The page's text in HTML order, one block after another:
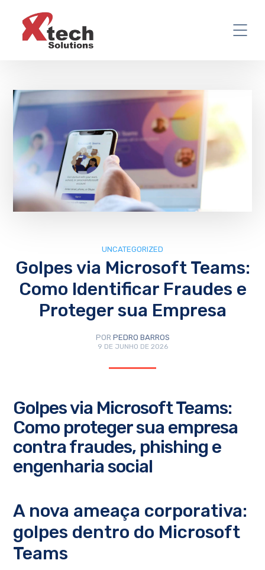
UNCATEGORIZED
Golpes via Microsoft Teams:
Como Identificar Fraudes e
Proteger sua Empresa
POR PEDRO BARROS
9 DE JUNHO DE 2026
Golpes via Microsoft Teams:
Como proteger sua empresa
contra fraudes, phishing e
engenharia social
A nova ameaça corporativa:
golpes dentro do Microsoft
Teams